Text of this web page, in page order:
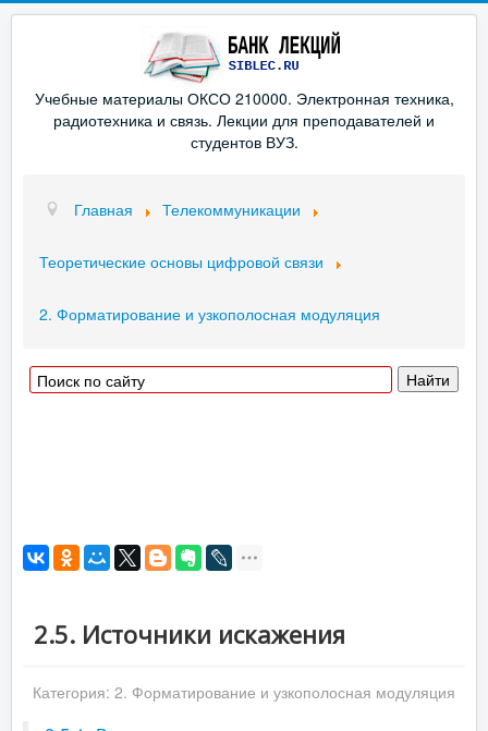
Учебные материалы ОКСО 210000. Электронная техника,
радиотехника и связь. Лекции для преподавателей и
студентов ВУЗ.
Главная Телекоммуникации
Теоретические основы цифровой связи
2. Форматирование и узкополосная модуляция
2.5. Источники искажения
Категория: 2. Форматирование и узкополосная модуляция